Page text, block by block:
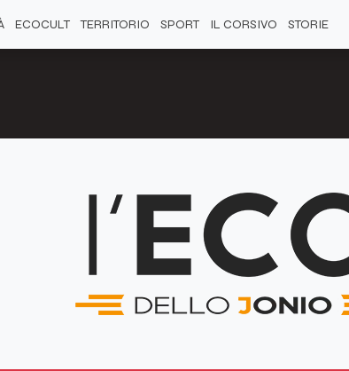
ECOCULT TERRITORIO SPORT IL CORSIVO STORIE